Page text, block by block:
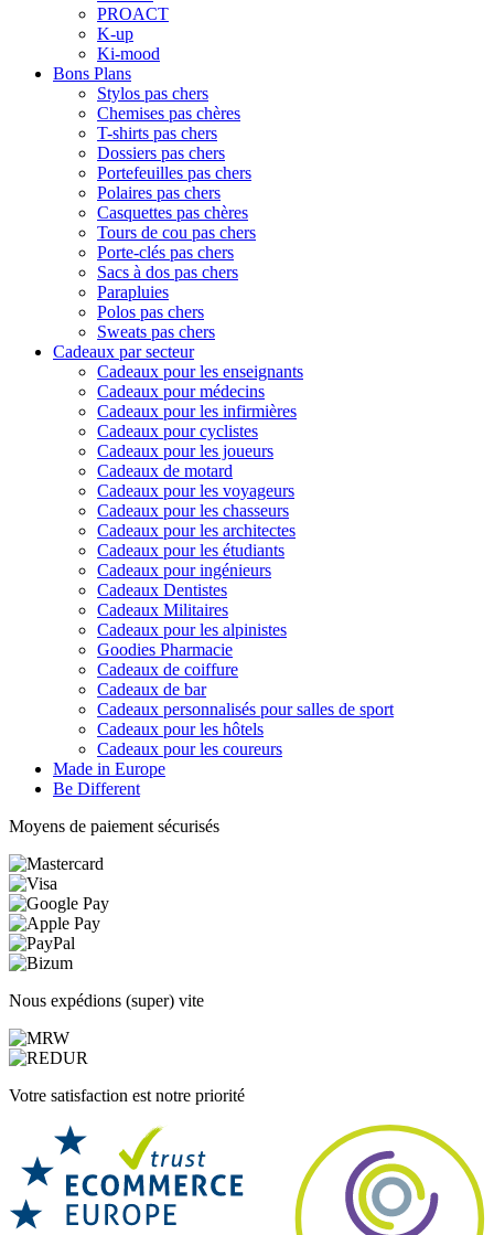
PROACT
K-up
Ki-mood
Bons Plans
Stylos pas chers
Chemises pas chères
T-shirts pas chers
Dossiers pas chers
Portefeuilles pas chers
Polaires pas chers
Casquettes pas chères
Tours de cou pas chers
Porte-clés pas chers
Sacs à dos pas chers
Parapluies
Polos pas chers
Sweats pas chers
Cadeaux par secteur
Cadeaux pour les enseignants
Cadeaux pour médecins
Cadeaux pour les infirmières
Cadeaux pour cyclistes
Cadeaux pour les joueurs
Cadeaux de motard
Cadeaux pour les voyageurs
Cadeaux pour les chasseurs
Cadeaux pour les architectes
Cadeaux pour les étudiants
Cadeaux pour ingénieurs
Cadeaux Dentistes
Cadeaux Militaires
Cadeaux pour les alpinistes
Goodies Pharmacie
Cadeaux de coiffure
Cadeaux de bar
Cadeaux personnalisés pour salles de sport
Cadeaux pour les hôtels
Cadeaux pour les coureurs
Made in Europe
Be Different
Moyens de paiement sécurisés
Nous expédions (super) vite
Votre satisfaction est notre priorité